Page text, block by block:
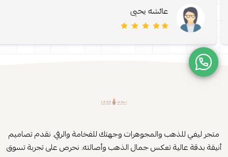
عائشه يحيى
متجر ليفي للذهب والمجوهرات وجهتك للفخامة والرقي. نقدم تصاميم
أنيقة بدقة عالية تعكس جمال الذهب وأصالته. نحرص على تجربة تسوق